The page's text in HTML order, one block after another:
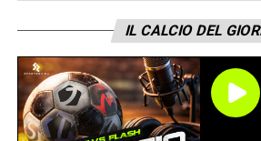
IL CALCIO DEL